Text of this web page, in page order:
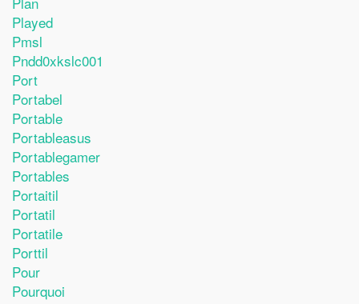
Played
Pmsl
Pndd0xkslc001
Port
Portabel
Portable
Portableasus
Portablegamer
Portables
Portaitil
Portatil
Portatile
Porttil
Pour
Pourquoi